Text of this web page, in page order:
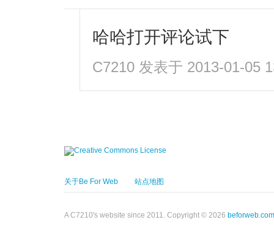
哈哈打开评论试下
C7210 发表于 2013-01-05
关于Be For Web 站点地图
A C7210's website since 2011. Copyright © 2026 beforweb.com